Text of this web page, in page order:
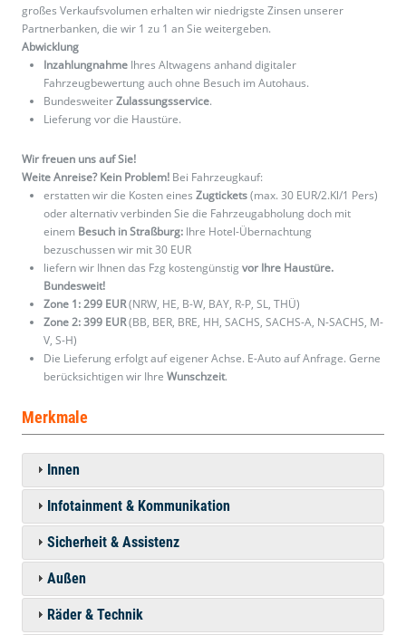
großes Verkaufsvolumen erhalten wir niedrigste Zinsen unserer
Partnerbanken, die wir 1 zu 1 an Sie weitergeben.
Abwicklung
Inzahlungnahme Ihres Altwagens anhand digitaler
Fahrzeugbewertung auch ohne Besuch im Autohaus.
BundesweiterZulassungsservice.
Lieferung vor die Haustüre.
Wir freuen uns auf Sie!
Weite Anreise? Kein Problem! Bei Fahrzeugkauf:
erstatten wir die Kosten eines Zugtickets(max. 30 EUR/2.Kl/1 Pers)
oder alternativ verbinden Sie die Fahrzeugabholung doch mit
einem Besuch in Straßburg: Ihre Hotel-Übernachtung
bezuschussen wir mit 30 EUR
liefern wir Ihnen das Fzg kostengünstig vor Ihre Haustüre.
Bundesweit!
Zone 1: 299 EUR(NRW, HE, B-W, BAY, R-P, SL, THÜ)
Zone 2: 399 EUR(BB, BER, BRE, HH, SACHS, SACHS-A, N-SACHS, M-
V, S-H)
Die Lieferung erfolgt auf eigener Achse. E-Auto auf Anfrage. Gerne
berücksichtigen wir Ihre Wunschzeit.
Merkmale
Innen
Infotainment & Kommunikation
Sicherheit & Assistenz
Außen
Räder & Technik